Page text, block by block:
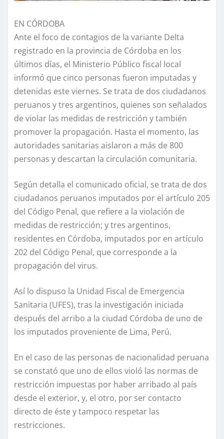
EN CÓRDOBA
Ante el foco de contagios de la variante Delta
registrado en la provincia de Córdoba en los
últimos días, el Ministerio Público fiscal local
informó que cinco personas fueron imputadas y
detenidas este viernes. Se trata de dos ciudadanos
peruanos y tres argentinos, quienes son señalados
de violar las medidas de restricción y también
promover la propagación. Hasta el momento, las
autoridades sanitarias aislaron a más de 800
personas y descartan la circulación comunitaria.
Según detalla el comunicado oficial, se trata de dos
ciudadanos peruanos imputados por el artículo 205
del Código Penal, que refiere a la violación de
medidas de restricción; y tres argentinos,
residentes en Córdoba, imputados por en artículo
202 del Código Penal, que corresponde a la
propagación del virus.
Así lo dispuso la Unidad Fiscal de Emergencia
Sanitaria (UFES), tras la investigación iniciada
después del arribo a la ciudad Córdoba de uno de
los imputados proveniente de Lima, Perú.
En el caso de las personas de nacionalidad peruana
se constató que uno de ellos violó las normas de
restricción impuestas por haber arribado al país
desde el exterior, y, el otro, por ser contacto
directo de éste y tampoco respetar las
restricciones.